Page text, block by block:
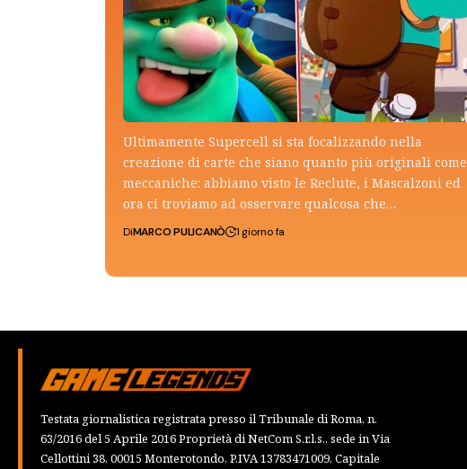
Ultimamente Supercell si sta focalizzando nella
creazione di carte che siano quanto più originali come
meccaniche: abbiamo visto le Reclute, i Mascalzoni ed
ora ci troviamo ad osservare qualcosa che…
DiMARCO PULICANÒ 1 giorno fa
Testata giornalistica registrata presso il Tribunale di Roma, n.
63/2016 del 5 Aprile 2016 Proprietà di NetCom S.r.l.s., sede in Via
Cellottini 38, 00015 Monterotondo, P.IVA 13783471009, Capitale